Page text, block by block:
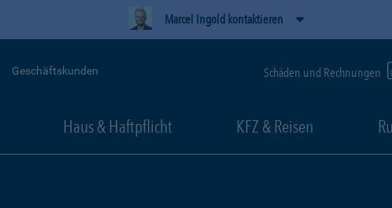
Marcel Ingold kontaktieren
Geschäftskunden Schäden und Rechnungen
Haus & Haftpflicht KFZ & Reisen